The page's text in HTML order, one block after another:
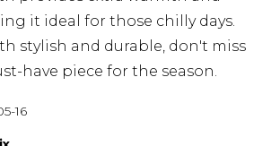
it ideal for those chilly days.
stylish and durable, don't miss
have piece for the season.
16